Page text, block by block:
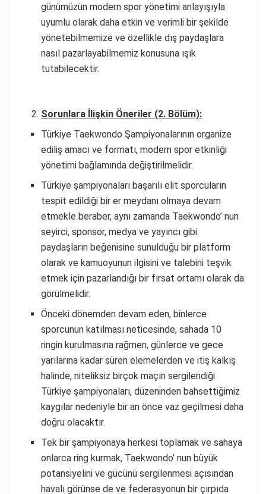
günümüzün modern spor yönetimi anlayışıyla
uyumlu olarak daha etkin ve verimli bir şekilde
yönetebilmemize ve özellikle dış paydaşlara
nasıl pazarlayabilmemiz konusuna ışık
tutabilecektir.
Sorunlara İlişkin Öneriler (2. Bölüm):
Türkiye Taekwondo Şampiyonalarının organize
ediliş amacı ve formatı, modern spor etkinliği
yönetimi bağlamında değiştirilmelidir.
Türkiye şampiyonaları başarılı elit sporcuların
tespit edildiği bir er meydanı olmaya devam
etmekle beraber, aynı zamanda Taekwondo’ nun
seyirci, sponsor, medya ve yayıncı gibi
paydaşların beğenisine sunulduğu bir platform
olarak ve kamuoyunun ilgisini ve talebini teşvik
etmek için pazarlandığı bir fırsat ortamı olarak da
görülmelidir.
Önceki dönemden devam eden, binlerce
sporcunun katılması neticesinde, sahada 10
ringin kurulmasına rağmen, günlerce ve gece
yarılarına kadar süren elemelerden ve itiş kalkış
halinde, niteliksiz birçok maçın sergilendiği
Türkiye şampiyonaları, düzeninden bahsettiğimiz
kaygılar nedeniyle bir an önce vaz geçilmesi daha
doğru olacaktır.
Tek bir şampiyonaya herkesi toplamak ve sahaya
onlarca ring kurmak, Taekwondo’ nun büyük
potansiyelini ve gücünü sergilenmesi açısından
havalı görünse de ve federasyonun bir çırpıda